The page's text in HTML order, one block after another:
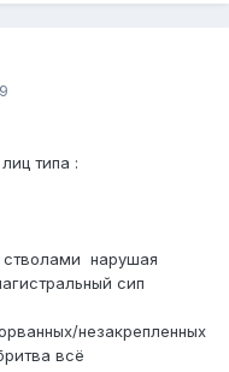
типа :
нарушая
сип
незакрепленных
всё